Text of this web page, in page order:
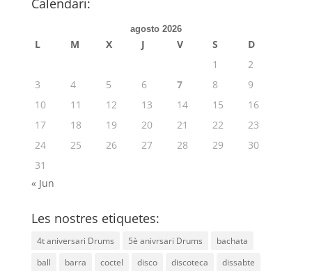
Calendari:
agosto 2026
L M X J V S
D
1
2
3
4 5 6 7 8
9
10
11 12 13 14 15
16
17
18 19 20 21 22
23
24
25 26 27 28 29
30
31
« Jun
Les nostres etiquetes:
4t aniversari Drums 5è anivrsari Drums
bachata
ball
barra coctel disco discoteca
dissabte